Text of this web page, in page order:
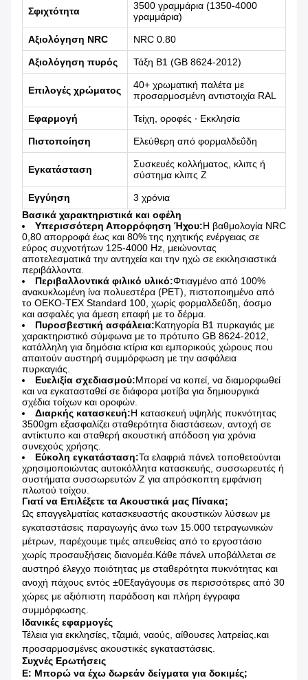
Σφιχτότητα
3500 γραμμάρια (1350-4000
γραμμάρια)
Αξιολόγηση NRC NRC 0.80
Αξιολόγηση πυρός Τάξη Β1 (GB 8624-2012)
Επιλογές χρώματος
40+ χρωματική παλέτα με
προσαρμοσμένη αντιστοιχία RAL
Εφαρμογή Τείχη, οροφές ∙ Εκκλησία
Πιστοποίηση Ελεύθερη από φορμαλδεΰδη
Εγκατάσταση
Συσκευές κολλήματος, κλιπς ή
σύστημα κλιπς Z
Εγγύηση
3 χρόνια
Βασικά χαρακτηριστικά και οφέλη
Υπερισσότερη Απορρόφηση Ήχου:Η βαθμολογία NRC
0,80 απορροφά έως και 80% της ηχητικής ενέργειας σε
εύρος συχνοτήτων 125-4000 Hz, μειώνοντας
αποτελεσματικά την αντηχεία και την ηχώ σε εκκλησιαστικά
περιβάλλοντα.
Περιβαλλοντικά φιλικό υλικό:Φτιαγμένο από 100%
ανακυκλωμένη ίνα πολυεστέρα (PET), πιστοποιημένο από
το OEKO-TEX Standard 100, χωρίς φορμαλδεΰδη, άοσμο
και ασφαλές για άμεση επαφή με το δέρμα.
Πυροσβεστική ασφάλεια:Κατηγορία B1 πυρκαγιάς με
χαρακτηριστικό σύμφωνα με το πρότυπο GB 8624-2012,
κατάλληλη για δημόσια κτίρια και εμπορικούς χώρους που
απαιτούν αυστηρή συμμόρφωση με την ασφάλεια
πυρκαγιάς.
Ευελιξία σχεδιασμού:Μπορεί να κοπεί, να διαμορφωθεί
και να εγκατασταθεί σε διάφορα μοτίβα για δημιουργικά
σχέδια τοίχων και οροφών.
Διαρκής κατασκευή:Η κατασκευή υψηλής πυκνότητας
3500gm εξασφαλίζει σταθερότητα διαστάσεων, αντοχή σε
αντίκτυπο και σταθερή ακουστική απόδοση για χρόνια
συνεχούς χρήσης.
Εύκολη εγκατάσταση:Τα ελαφριά πάνελ τοποθετούνται
χρησιμοποιώντας αυτοκόλλητα κατασκευής, συσσωρευτές ή
συστήματα συσσωρευτών Z για απρόσκοπτη εμφάνιση
πλωτού τοίχου.
Γιατί να Επιλέξετε τα Ακουστικά μας Πίνακα;
Ως επαγγελματίας κατασκευαστής ακουστικών λύσεων με
εγκαταστάσεις παραγωγής άνω των 15.000 τετραγωνικών
μέτρων, παρέχουμε τιμές απευθείας από το εργοστάσιο
χωρίς προσαυξήσεις διανομέα.Κάθε πάνελ υποβάλλεται σε
αυστηρό έλεγχο ποιότητας με σταθερότητα πυκνότητας και
ανοχή πάχους εντός ±0Εξαγάγουμε σε περισσότερες από 30
χώρες με αξιόπιστη παράδοση και πλήρη έγγραφα
συμμόρφωσης.
Ιδανικές εφαρμογές
Τέλεια για εκκλησίες, τζαμιά, ναούς, αίθουσες λατρείας.και
προσαρμοσμένες ακουστικές εγκαταστάσεις.
Συχνές Ερωτήσεις
Ε: Μπορώ να έχω δωρεάν δείγματα για δοκιμές;